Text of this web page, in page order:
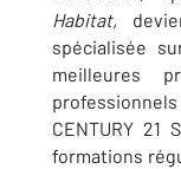
Habitat,
spécialisée
meilleures
CENTURY 21
formations